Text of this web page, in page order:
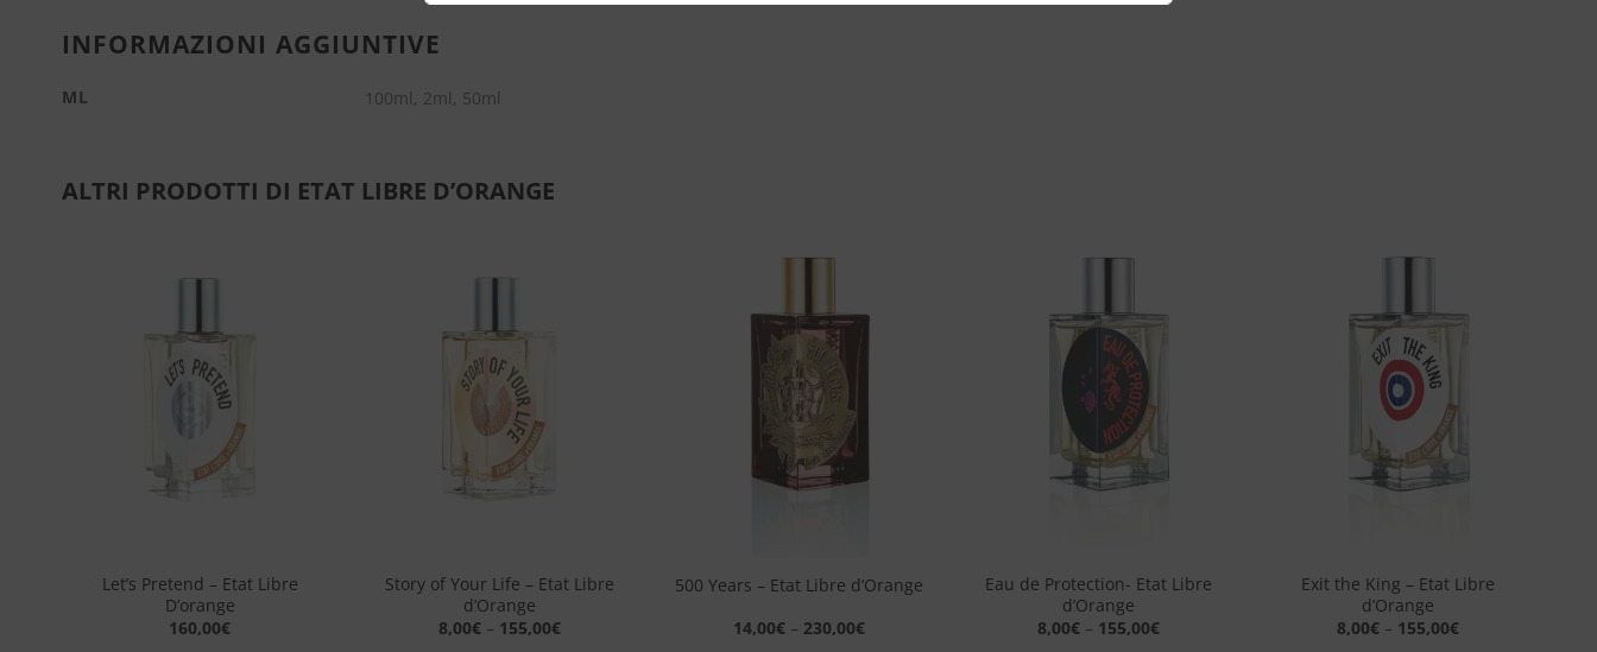
INFORMAZIONI AGGIUNTIVE
ML 100ml, 2ml, 50ml
ALTRI PRODOTTI DI ETAT LIBRE D’ORANGE
Let’s Pretend – Etat Libre
D’orange
160,00€
Story of Your Life – Etat Libre
d’Orange
8,00€– 155,00€
alla lista
500 Years – Etat Libre d’Orange
14,00€– 230,00€
alla lista
Eau de Protection- Etat Libre
d’Orange
8,00€– 155,00€
alla lista
Exit the King – Etat Libre
d’Orange
8,00€– 155,00€